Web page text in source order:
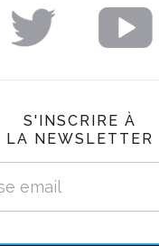
S'INSCRIRE À
LA NEWSLETTER